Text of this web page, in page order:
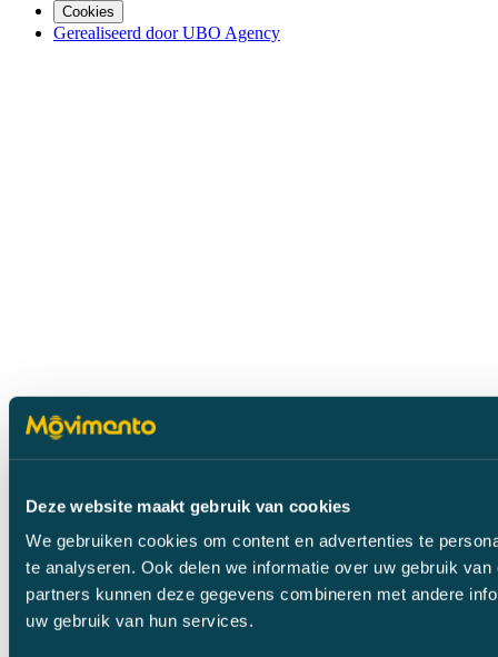
Deze website maakt gebruik van cookies
We gebruiken cookies om content en advertenties te
te analyseren. Ook delen we informatie over uw gebruik
partners kunnen deze gegevens combineren met andere
uw gebruik van hun services.
Cookies
Gerealiseerd door UBO Agency